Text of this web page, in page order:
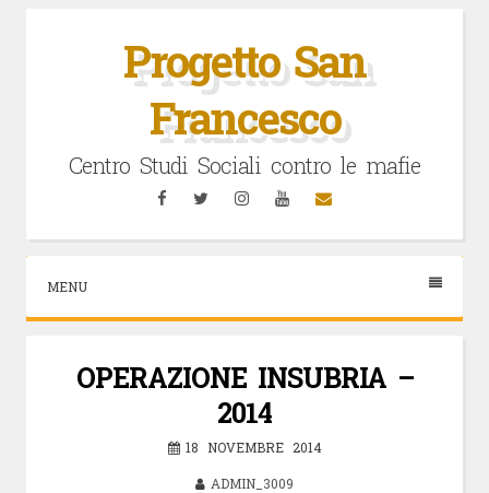
Progetto San
Francesco
Centro Studi Sociali contro le mafie
FacebookTwitterInstagramYouTubeEmail
MENU
OPERAZIONE INSUBRIA –
2014
18 NOVEMBRE 2014
ADMIN_3009